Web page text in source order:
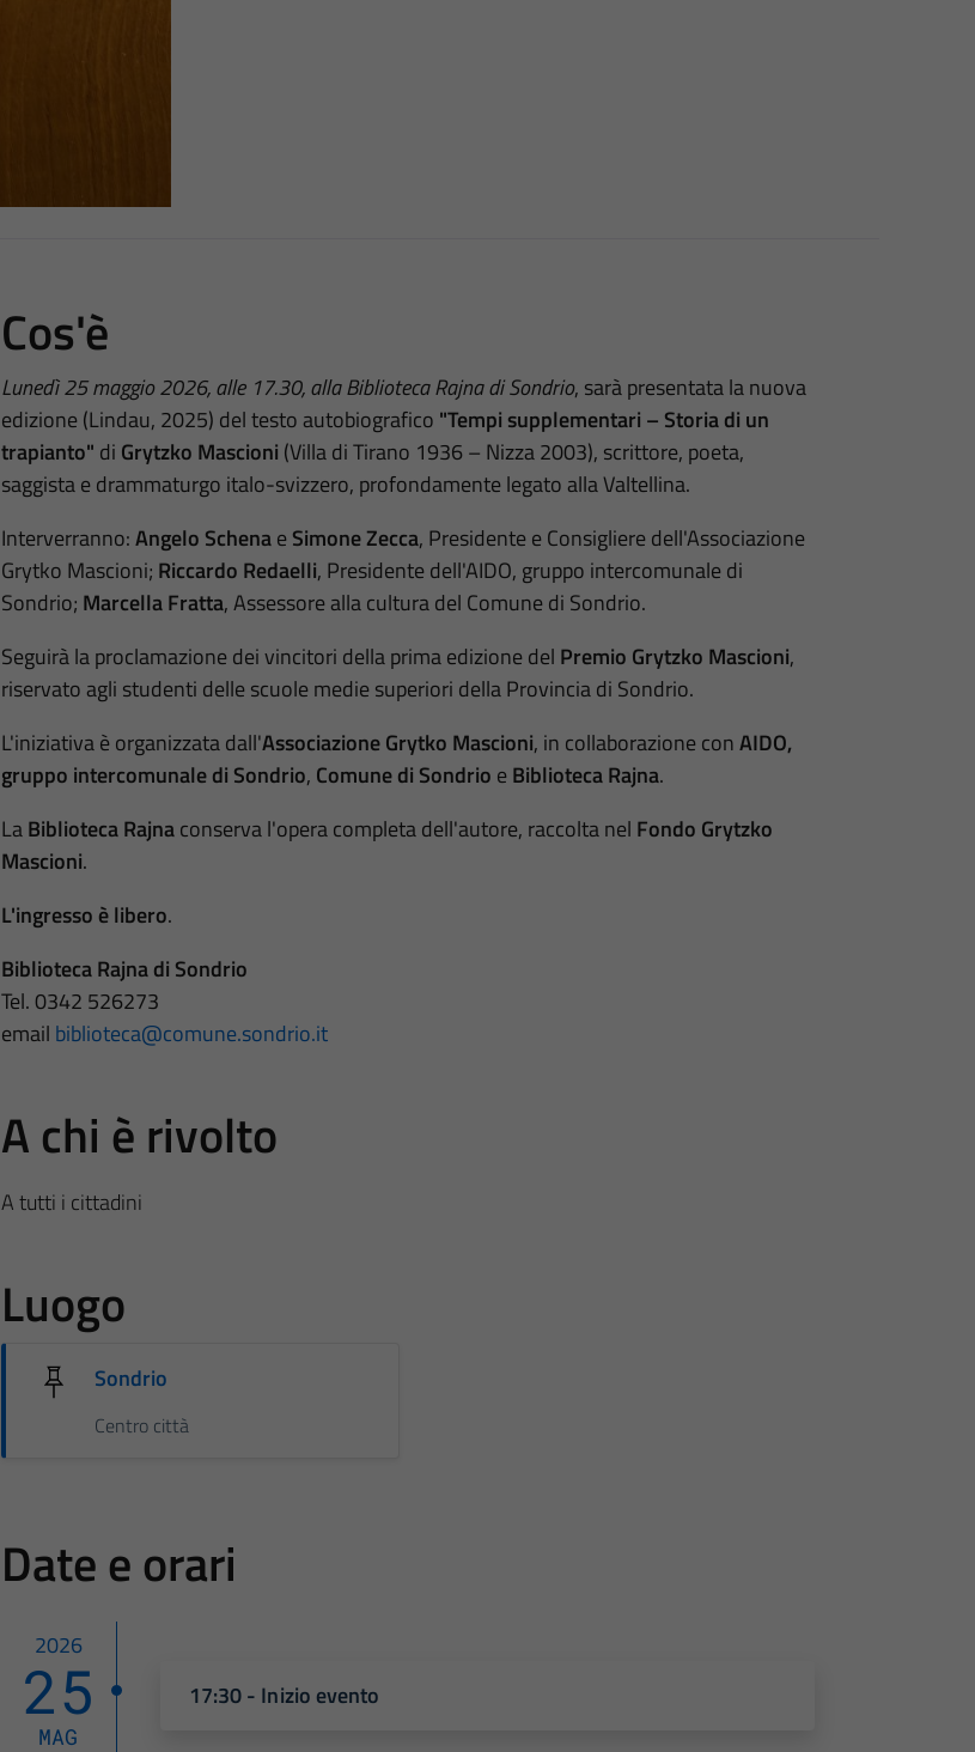
Cos'è
Lunedì 25 maggio 2026, alle 17.30, alla Biblioteca Rajna di Sondrio, sarà presentata la nuova
edizione (Lindau, 2025) del testo autobiografico "Tempi supplementari – Storia di un
trapianto" di Grytzko Mascioni (Villa di Tirano 1936 – Nizza 2003), scrittore, poeta,
saggista e drammaturgo italo-svizzero, profondamente legato alla Valtellina.
Interverranno:Angelo Schenae Simone Zecca, Presidente e Consigliere dell'Associazione
Grytko Mascioni; Riccardo Redaelli, Presidente dell'AIDO, gruppo intercomunale di
Sondrio; Marcella Fratta, Assessore alla cultura del Comune di Sondrio.
Seguirà la proclamazione dei vincitori della prima edizione del Premio Grytzko Mascioni,
riservato agli studenti delle scuole medie superiori della Provincia di Sondrio.
L'iniziativa è organizzata dall'Associazione Grytko Mascioni, in collaborazione conAIDO,
gruppo intercomunale di Sondrio, Comune di Sondrio e Biblioteca Rajna.
LaBiblioteca Rajnaconserva l'opera completa dell'autore, raccolta nel Fondo Grytzko
Mascioni.
L'ingresso è libero.
Biblioteca Rajna di Sondrio
Tel. 0342 526273
email biblioteca@comune.sondrio.it
A chi è rivolto
A tutti i cittadini
Luogo
Sondrio
Centro città
Date e orari
2026
25
MAG
17:30 - Inizio evento